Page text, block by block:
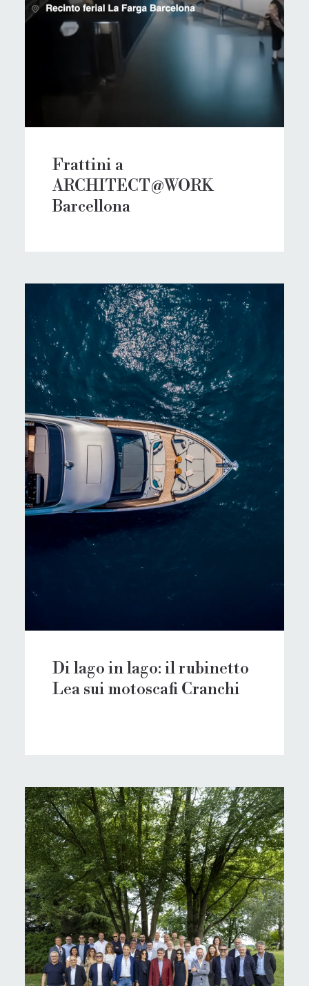
Frattini a
ARCHITECT@WORK
Barcellona
Di lago in lago: il rubinetto
Lea sui motoscafi Cranchi